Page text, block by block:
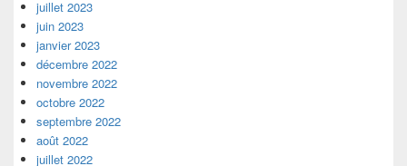
juillet 2023
juin 2023
janvier 2023
décembre 2022
novembre 2022
octobre 2022
septembre 2022
août 2022
juillet 2022